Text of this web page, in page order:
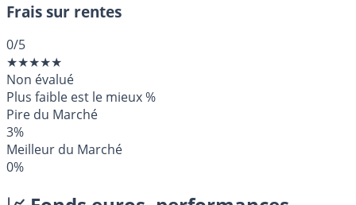
Frais sur rentes
0/5
★★★★★
Non évalué
Plus faible est le mieux%
Pire du Marché
3%
Meilleur du Marché
0%